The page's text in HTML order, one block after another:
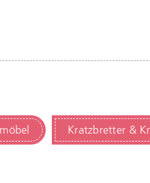
Kratzbretter &